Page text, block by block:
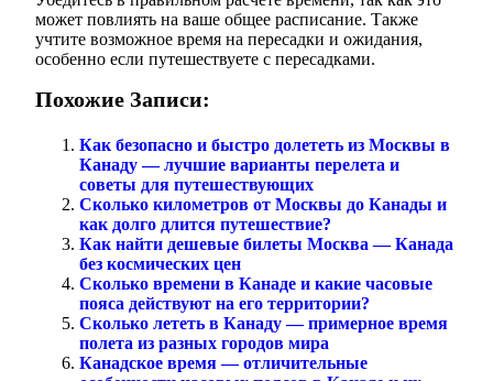
может повлиять на ваше общее расписание. Также
учтите возможное время на пересадки и ожидания,
особенно если путешествуете с пересадками.
Похожие Записи:
Как безопасно и быстро долететь из Москвы в
Канаду — лучшие варианты перелета и
советы для путешествующих
Сколько километров от Москвы до Канады и
как долго длится путешествие?
Как найти дешевые билеты Москва — Канада
без космических цен
Сколько времени в Канаде и какие часовые
пояса действуют на его территории?
Сколько лететь в Канаду — примерное время
полета из разных городов мира
Канадское время — отличительные